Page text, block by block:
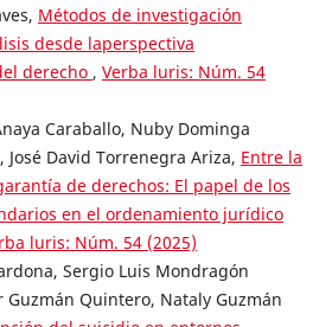
Métodos de investigación
desde laperspectiva
derecho , Verba luris: Núm. 54
Caraballo, Nuby Dominga
José David Torrenegra Ariza, Entre la
de derechos: El papel de los
en el ordenamiento jurídico
luris: Núm. 54 (2025)
Sergio Luis Mondragón
Guzmán Quintero, Nataly Guzmán